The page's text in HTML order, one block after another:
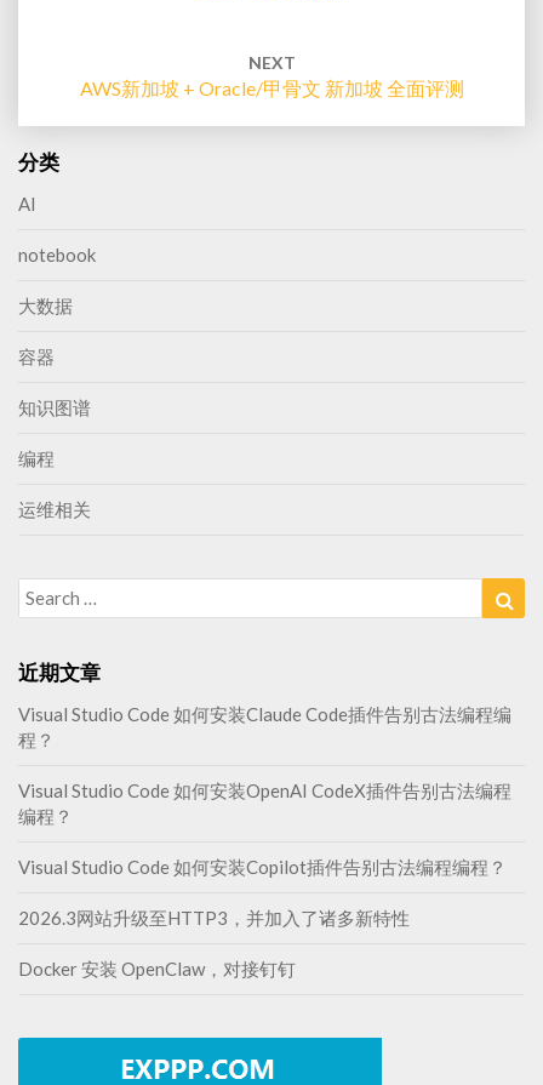
NEXT
AWS新加坡 + Oracle/甲骨文 新加坡 全面评测
分类
AI
notebook
大数据
容器
知识图谱
编程
运维相关
Search
for:
近期文章
Visual Studio Code 如何安装Claude Code插件告别古法编程编
程？
Visual Studio Code 如何安装OpenAI CodeX插件告别古法编程
编程？
Visual Studio Code 如何安装Copilot插件告别古法编程编程？
2026.3网站升级至HTTP3，并加入了诸多新特性
Docker 安装 OpenClaw，对接钉钉